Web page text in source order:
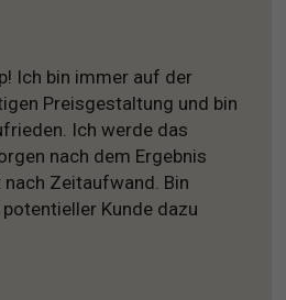
Ich bin immer auf der
Preisgestaltung und bin
Ich werde das
nach dem Ergebnis
Zeitaufwand. Bin
Kunde dazu